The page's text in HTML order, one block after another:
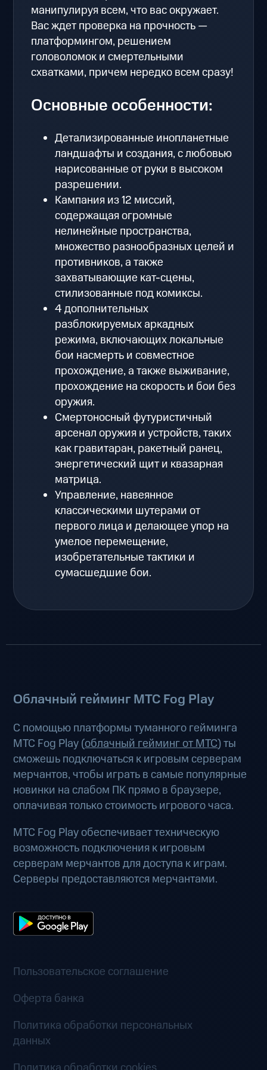
манипулируя всем, что вас окружает.
Вас ждет проверка на прочность —
платформингом, решением
головоломок и смертельными
схватками, причем нередко всем сразу!
Основные особенности:
Детализированные инопланетные
ландшафты и создания, с любовью
нарисованные от руки в высоком
разрешении.
Кампания из 12 миссий,
содержащая огромные
нелинейные пространства,
множество разнообразных целей и
противников, а также
захватывающие кат-сцены,
стилизованные под комиксы.
4 дополнительных
разблокируемых аркадных
режима, включающих локальные
бои насмерть и совместное
прохождение, а также выживание,
прохождение на скорость и бои без
оружия.
Смертоносный футуристичный
арсенал оружия и устройств, таких
как гравитаран, ракетный ранец,
энергетический щит и квазарная
матрица.
Управление, навеянное
классическими шутерами от
первого лица и делающее упор на
умелое перемещение,
изобретательные тактики и
сумасшедшие бои.
Облачный гейминг МТС Fog Play
С помощью платформы туманного гейминга
МТС Fog Play (облачный гейминг от МТС) ты
сможешь подключаться к игровым серверам
мерчантов, чтобы играть в самые популярные
новинки на слабом ПК прямо в браузере,
оплачивая только стоимость игрового часа.
МТС Fog Play обеспечивает техническую
возможность подключения к игровым
серверам мерчантов для доступа к играм.
Серверы предоставляются мерчантами.
Пользовательское соглашение
Оферта банка
Политика обработки персональных
данных